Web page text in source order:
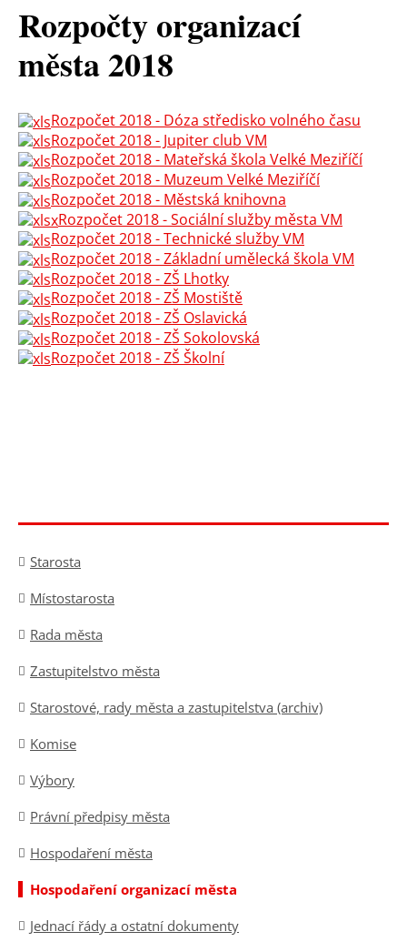
Rozpočty organizací
města 2018
Rozpočet 2018 - Dóza středisko volného času
Rozpočet 2018 - Jupiter club VM
Rozpočet 2018 - Mateřská škola Velké Meziříčí
Rozpočet 2018 - Muzeum Velké Meziříčí
Rozpočet 2018 - Městská knihovna
Rozpočet 2018 - Sociální služby města VM
Rozpočet 2018 - Technické služby VM
Rozpočet 2018 - Základní umělecká škola VM
Rozpočet 2018 - ZŠ Lhotky
Rozpočet 2018 - ZŠ Mostiště
Rozpočet 2018 - ZŠ Oslavická
Rozpočet 2018 - ZŠ Sokolovská
Rozpočet 2018 - ZŠ Školní
Starosta
Místostarosta
Rada města
Zastupitelstvo města
Starostové, rady města a zastupitelstva (archiv)
Komise
Výbory
Právní předpisy města
Hospodaření města
Hospodaření organizací města
Jednací řády a ostatní dokumenty